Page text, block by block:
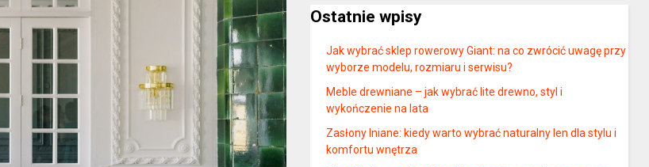
Ostatnie wpisy
Jak wybrać sklep rowerowy Giant: na co zwrócić uwagę przy
wyborze modelu, rozmiaru i serwisu?
Meble drewniane – jak wybrać lite drewno, styl i
wykończenie na lata
Zasłony lniane: kiedy warto wybrać naturalny len dla stylu i
komfortu wnętrza